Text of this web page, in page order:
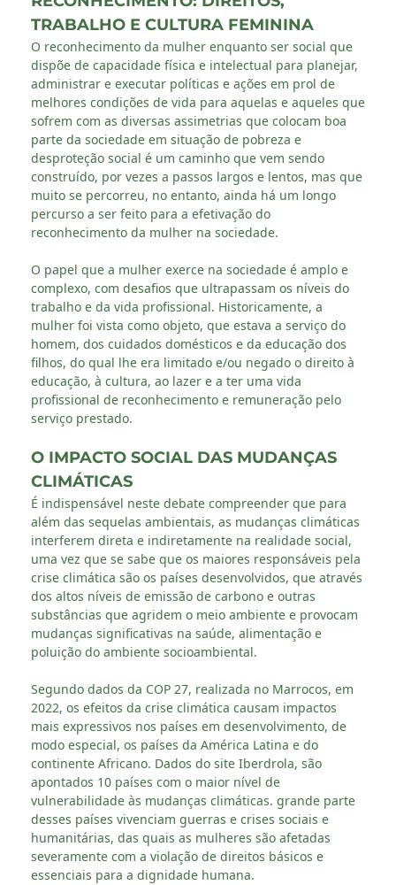
TRABALHO E CULTURA FEMININA
O reconhecimento da mulher enquanto ser social que
dispõe de capacidade física e intelectual para planejar,
administrar e executar políticas e ações em prol de
melhores condições de vida para aquelas e aqueles que
sofrem com as diversas assimetrias que colocam boa
parte da sociedade em situação de pobreza e
desproteção social é um caminho que vem sendo
construído, por vezes a passos largos e lentos, mas que
muito se percorreu, no entanto, ainda há um longo
percurso a ser feito para a efetivação do
reconhecimento da mulher na sociedade.
O papel que a mulher exerce na sociedade é amplo e
complexo, com desafios que ultrapassam os níveis do
trabalho e da vida profissional. Historicamente, a
mulher foi vista como objeto, que estava a serviço do
homem, dos cuidados domésticos e da educação dos
filhos, do qual lhe era limitado e/ou negado o direito à
educação, à cultura, ao lazer e a ter uma vida
profissional de reconhecimento e remuneração pelo
serviço prestado.
O IMPACTO SOCIAL DAS MUDANÇAS
CLIMÁTICAS
É indispensável neste debate compreender que para
além das sequelas ambientais, as mudanças climáticas
interferem direta e indiretamente na realidade social,
uma vez que se sabe que os maiores responsáveis pela
crise climática são os países desenvolvidos, que através
dos altos níveis de emissão de carbono e outras
substâncias que agridem o meio ambiente e provocam
mudanças significativas na saúde, alimentação e
poluição do ambiente socioambiental.
Segundo dados da COP 27, realizada no Marrocos, em
2022, os efeitos da crise climática causam impactos
mais expressivos nos países em desenvolvimento, de
modo especial, os países da América Latina e do
continente Africano. Dados do site Iberdrola, são
apontados 10 países com o maior nível de
vulnerabilidade às mudanças climáticas. grande parte
desses países vivenciam guerras e crises sociais e
humanitárias, das quais as mulheres são afetadas
severamente com a violação de direitos básicos e
essenciais para a dignidade humana.